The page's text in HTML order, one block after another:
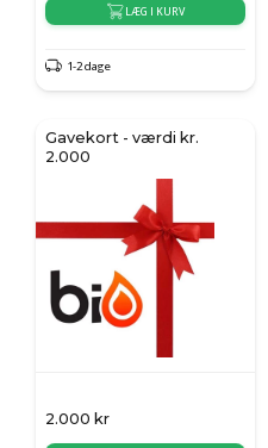
LÆG I KURV
1-2 dage
Gavekort - værdi kr.
2.000
2.000 kr